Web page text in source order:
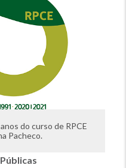
do curso de RPCE
Pacheco.